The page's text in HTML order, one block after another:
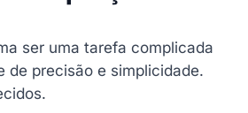
ser uma tarefa complicada
de precisão e simplicidade.